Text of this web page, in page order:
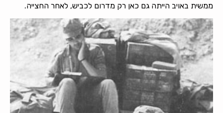
ממשית באויב הייתה גם כאן רק מדרום לכביש, לאחר החצייה.